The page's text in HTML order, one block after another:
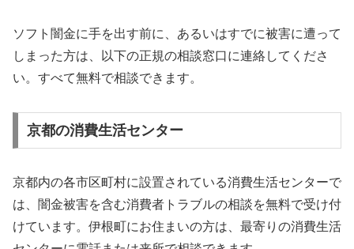
ソフト闇金に手を出す前に、あるいはすでに被害に遭って
しまった方は、以下の正規の相談窓口に連絡してくださ
い。すべて無料で相談できます。
京都の消費生活センター
京都内の各市区町村に設置されている消費生活センターで
は、闇金被害を含む消費者トラブルの相談を無料で受け付
けています。伊根町にお住まいの方は、最寄りの消費生活